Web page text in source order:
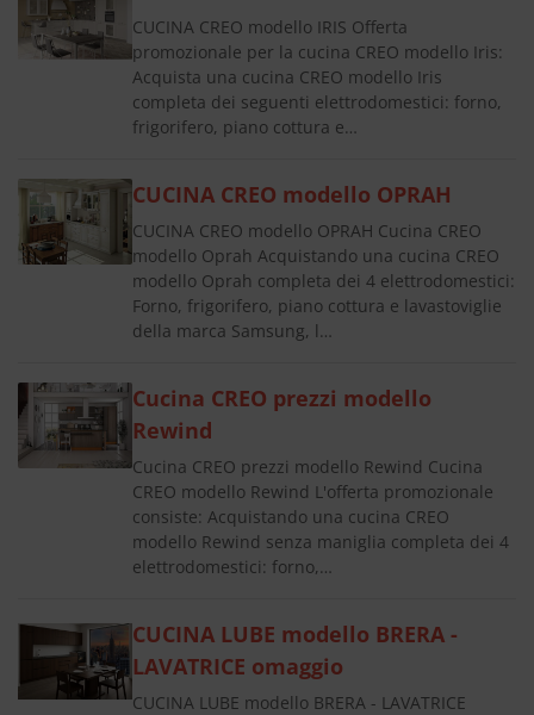
CUCINA CREO modello IRIS Offerta
promozionale per la cucina CREO modello Iris:
Acquista una cucina CREO modello Iris
completa dei seguenti elettrodomestici: forno,
frigorifero, piano cottura e…
CUCINA CREO modello OPRAH
CUCINA CREO modello OPRAH Cucina CREO
modello Oprah Acquistando una cucina CREO
modello Oprah completa dei 4 elettrodomestici:
Forno, frigorifero, piano cottura e lavastoviglie
della marca Samsung, l…
Cucina CREO prezzi modello
Rewind
Cucina CREO prezzi modello Rewind Cucina
CREO modello Rewind L'offerta promozionale
consiste: Acquistando una cucina CREO
modello Rewind senza maniglia completa dei 4
elettrodomestici: forno,…
CUCINA LUBE modello BRERA -
LAVATRICE omaggio
CUCINA LUBE modello BRERA - LAVATRICE